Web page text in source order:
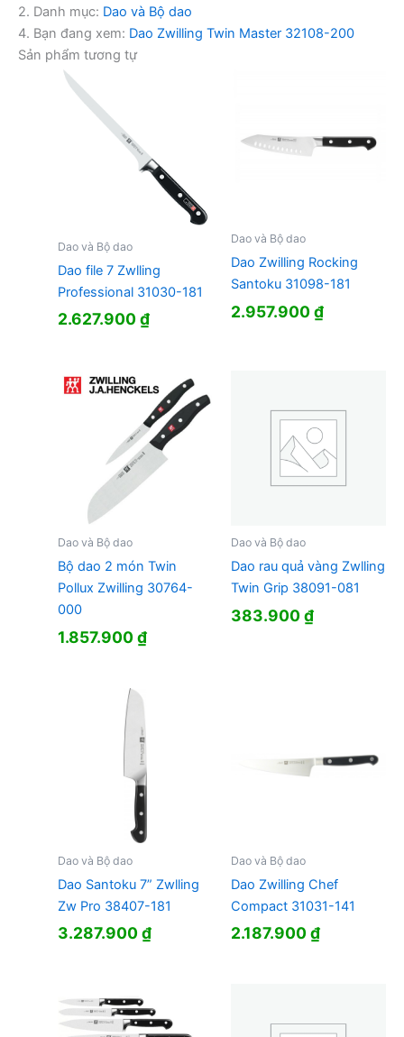
2. Danh mục: Dao và Bộ dao
4. Bạn đang xem: Dao Zwilling Twin Master 32108-200
Sản phẩm tương tự
Dao và Bộ dao
Dao file 7 Zwlling
Professional 31030-181
2.627.900₫
Dao và Bộ dao
Dao Zwilling Rocking
Santoku 31098-181
2.957.900₫
Dao và Bộ dao
Bộ dao 2 món Twin
Pollux Zwilling 30764-
000
1.857.900₫
Dao và Bộ dao
Dao rau quả vàng Zwlling
Twin Grip 38091-081
383.900₫
Dao và Bộ dao
Dao Santoku 7” Zwlling
Zw Pro 38407-181
3.287.900₫
Dao và Bộ dao
Dao Zwilling Chef
Compact 31031-141
2.187.900₫